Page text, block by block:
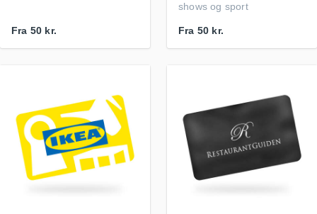
Fra 50 kr.
shows og sport
Fra 50 kr.